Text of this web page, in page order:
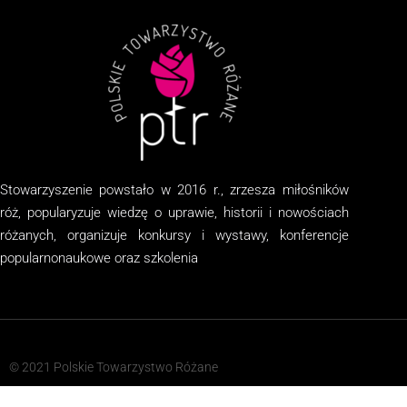
Stowarzyszenie powstało w 2016 r., zrzesza miłośników
róż, popularyzuje wiedzę o uprawie, historii i nowościach
różanych, organizuje konkursy i wystawy, konferencje
popularnonaukowe oraz szkolenia
© 2021 Polskie Towarzystwo Różane